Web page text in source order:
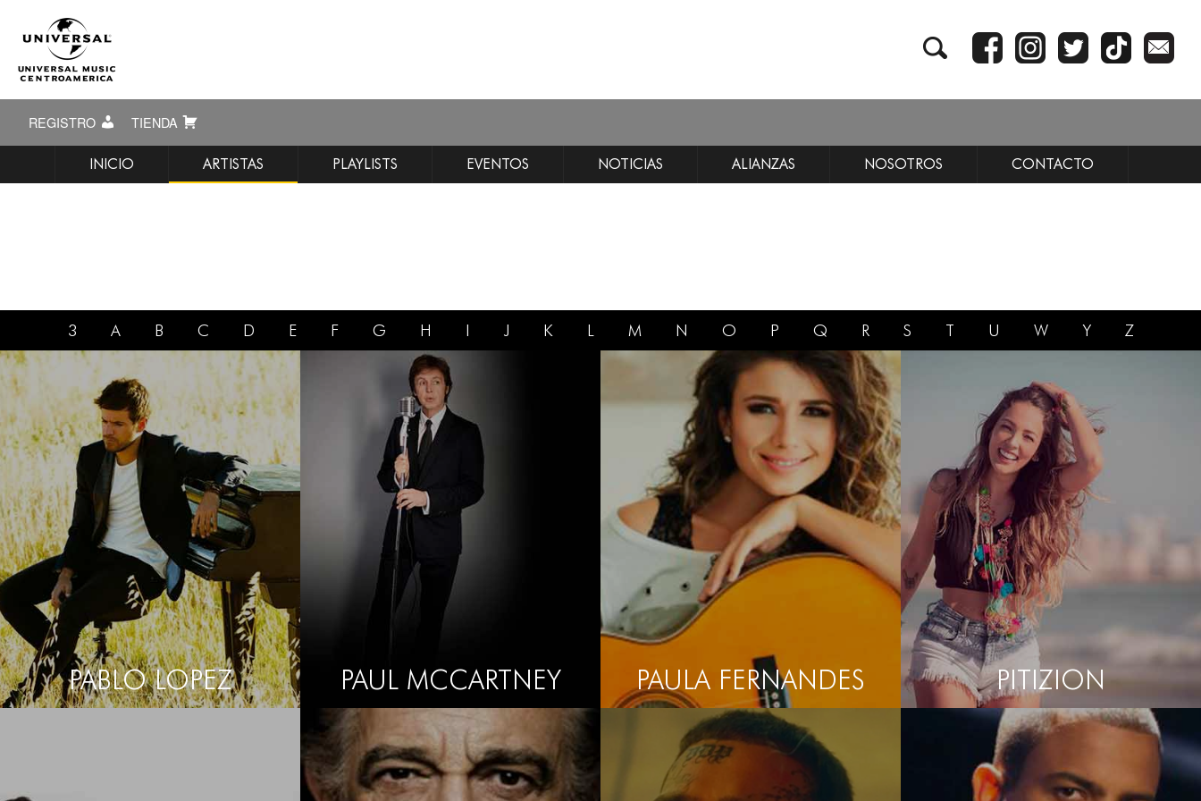
REGISTRO TIENDA
INICIO ARTISTAS PLAYLISTS EVENTOS NOTICIAS ALIANZAS NOSOTROS CONTACTO
3 A B C D E F G H I J K L M N O P Q R S T U W Y Z
PABLO LOPEZ PAUL MCCARTNEY PAULA FERNANDES PITIZION